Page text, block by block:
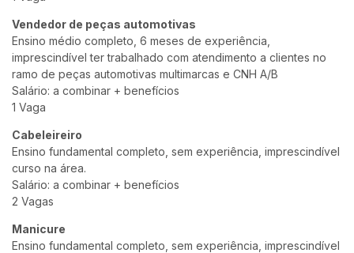
Vendedor de peças automotivas
Ensino médio completo, 6 meses de experiência,
imprescindível ter trabalhado com atendimento a clientes no
ramo de peças automotivas multimarcas e CNH A/B
Salário: a combinar + benefícios
1 Vaga
Cabeleireiro
Ensino fundamental completo, sem experiência, imprescindível
curso na área.
Salário: a combinar + benefícios
2 Vagas
Manicure
Ensino fundamental completo, sem experiência, imprescindível